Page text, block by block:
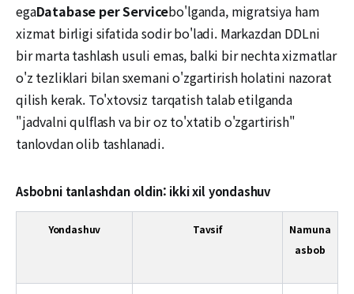
egaDatabase per Servicebo'lganda, migratsiya ham
xizmat birligi sifatida sodir bo'ladi. Markazdan DDLni
bir marta tashlash usuli emas, balki bir nechta xizmatlar
o'z tezliklari bilan sxemani o'zgartirish holatini nazorat
qilish kerak. To'xtovsiz tarqatish talab etilganda
"jadvalni qulflash va bir oz to'xtatib o'zgartirish"
tanlovdan olib tashlanadi.
Asbobni tanlashdan oldin: ikki xil yondashuv
Yondashuv Tavsif
Namuna
asbob